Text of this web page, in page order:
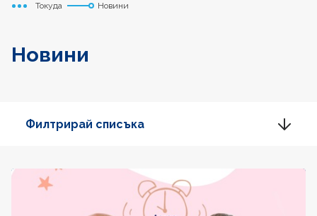
Начало
Токуда Новини
Новини
Филтрирай списъка